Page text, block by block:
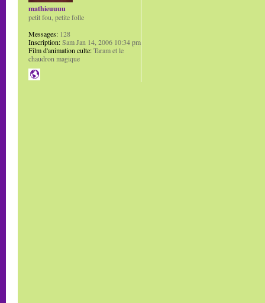
mathieuuuu
petit fou, petite folle
Messages: 128
Inscription:Sam Jan 14, 2006 10:34 pm
Film d'animation culte:Taram et le
chaudron magique